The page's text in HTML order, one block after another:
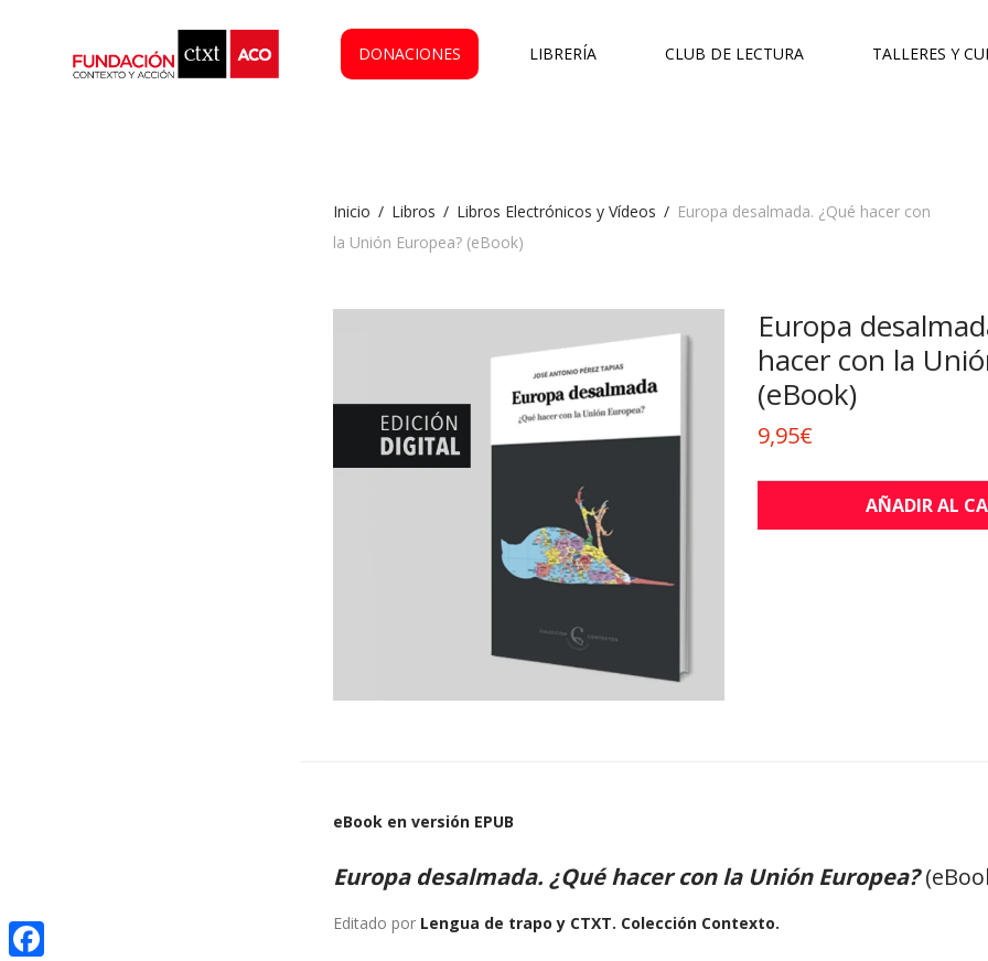
DONACIONES LIBRERÍA CLUB DE LECTURA TALLERES Y
Inicio / Libros / Libros Electrónicos y Vídeos / Europa desalmada. ¿Qué hacer con
la Unión Europea? (eBook)
Europa
hacer con la
(eBook)
9,95€
AÑADIR AL
eBook en versión EPUB
Europa desalmada. ¿Qué hacer con la Unión Europea?
Editado por Lengua de trapo y CTXT. Colección Contexto.